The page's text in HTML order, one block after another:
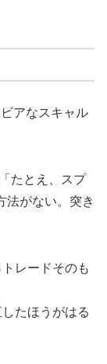
アなスキャル
たとえ、スプ
法がない。突き
レードそのも
たほうがはる